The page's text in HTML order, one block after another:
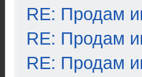
RE: Продам
RE: Продам
RE: Продам